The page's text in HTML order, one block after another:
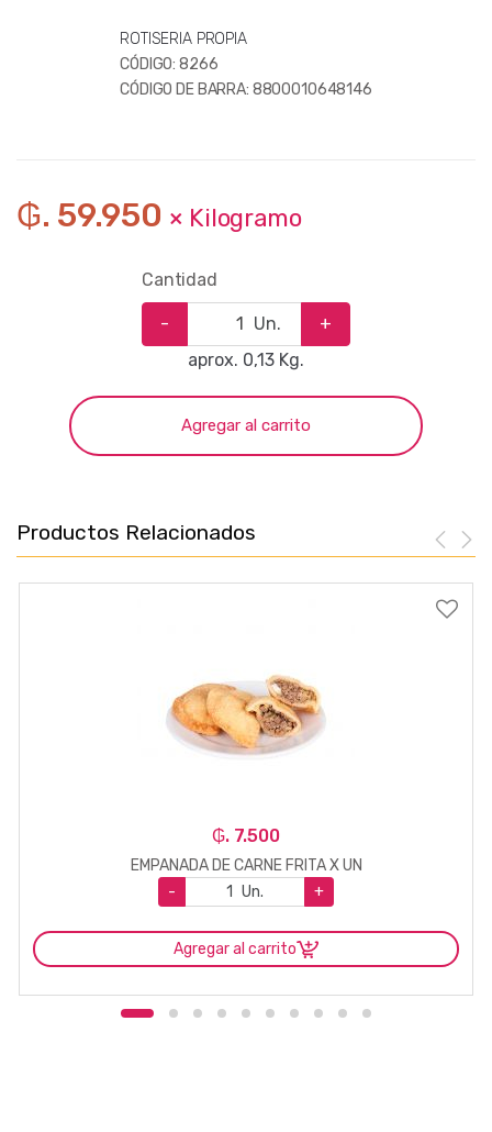
ROTISERIA PROPIA
CÓDIGO: 8266
CÓDIGO DE BARRA: 8800010648146
₲. 59.950 × Kilogramo
Cantidad
- Un.
+
aprox. 0,13 Kg.
Agregar al carrito
Productos Relacionados
₲. 7.500
EMPANADA DE CARNE FRITA X UN
-
Un. +
Agregar al carrito